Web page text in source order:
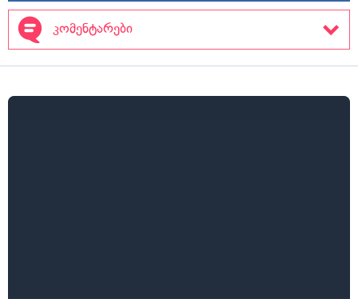
კომენტარები